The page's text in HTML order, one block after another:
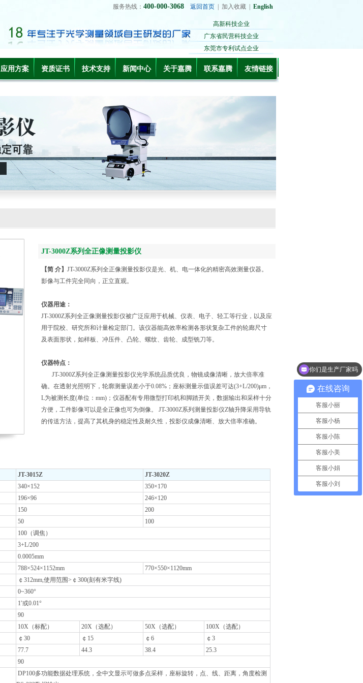
服务热线： 400-000-3068 返回首页 加入收藏 English
高新科技企业
广东省民营科技企业
东莞市专利试点企业
应用方案 资质证书 技术支持 新闻中心 关于嘉腾 联系嘉腾 友情链接
JT-3000Z系列全正像测量投影仪
【简 介】 JT-3000Z系列全正像测量投影仪是光、机、电一体化的精密高效测量仪器。
影像与工件完全同向，正立直观。
仪器用途：
JT-3000Z系列全正像测量投影仪被广泛应用于机械、仪表、电子、轻工等行业，以及应
用于院校、研究所和计量检定部门。该仪器能高效率检测各形状复杂工件的轮廊尺寸
及表面形状，如样板、冲压件、凸轮、螺纹、齿轮、成型铣刀等。
仪器特点：
JT-3000Z系列全正像测量投影仪光学系统品质优良，物镜成像清晰，放大倍率准
确。在透射光照明下，轮廓测量误差小于0.08%；座标测量示值误差可达(3+L/200)μm，
L为被测长度(单位：mm)；仪器配有专用微型打印机和脚踏开关，数据输出和采样十分
方便，工件影像可以是全正像也可为倒像。 JT-3000Z系列测量投影仪Z轴升降采用导轨
的传送方法，提高了其机身的稳定性及耐久性，投影仪成像清晰、放大倍率准确。
JT-3015Z JT-3020Z
340×152
350×170
196×96
246×120
150
200
50
100
100（调焦）
3+L/200
0.0005mm
788×524×1152mm
770×550×1120mm
￠312mm,使用范围>￠300(刻有米字线)
0~360°
1′或0.01°
90
10X（标配） 20X（选配） 50X（选配）
100X（选配）
￠30 ￠15 ￠6
￠3
77.7 44.3 38.4
25.3
90
DP100多功能数据处理系统，全中文显示可做多点采样，座标旋转，点、线、距离，角度检测
在线咨询
客服小丽
客服小杨
客服小陈
客服小美
客服小娟
客服小刘
你们是生产厂家吗
支持定制设备吗